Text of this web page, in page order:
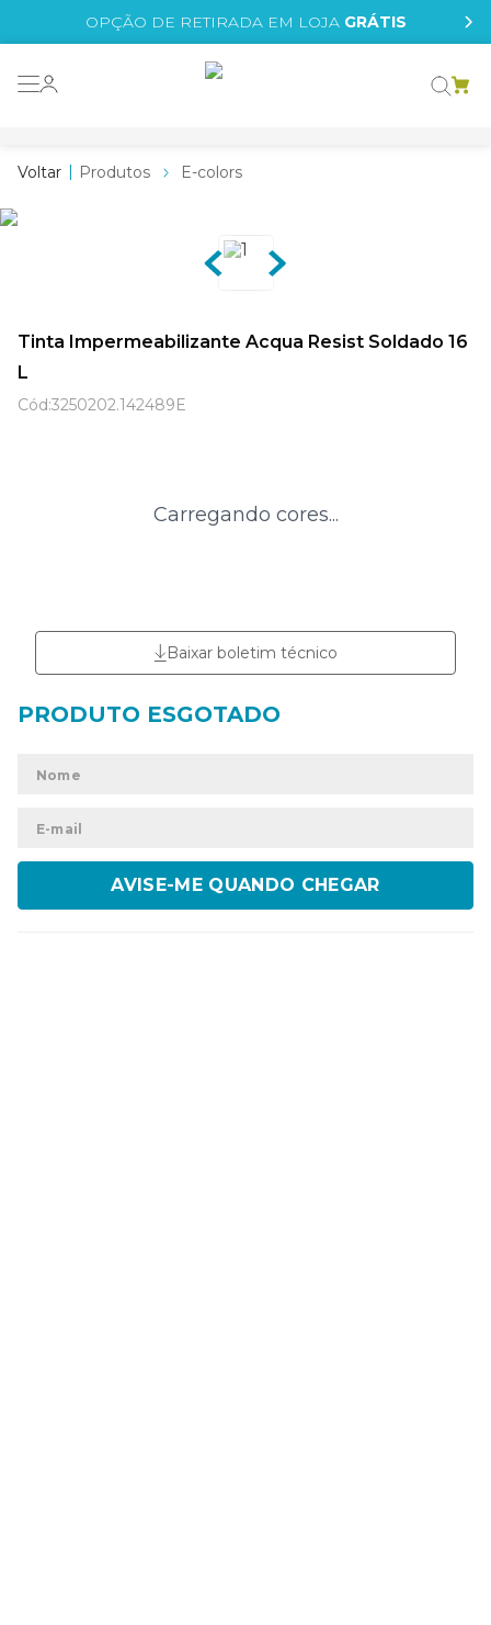
OPÇÃO DE RETIRADA EM LOJA GRÁTIS
Produtos E-colors
Tinta Impermeabilizante Acqua Resist Soldado 16
L
Cód:3250202.142489E
Carregando cores...
Baixar boletim técnico
ENVIAR